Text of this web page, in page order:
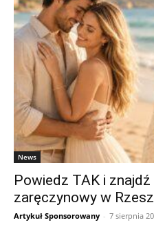
News
Powiedz TAK i
zaręczynowy w
Artykuł Sponsorowany - 7 sierpnia